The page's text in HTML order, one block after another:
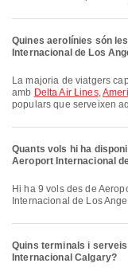
Quines aerolínies són
Internacional de Los
La majoria de viatgers cap a Aeroport Internacional de Los Angeles volen
amb Delta Air Lines,
populars que serveixen
Quants vols hi ha
Aeroport Internacional
Hi ha 9 vols des de Aeroport Internacional Calgary fins a Aeroport
Internacional de Los
Quins terminals i
Internacional Calgary?